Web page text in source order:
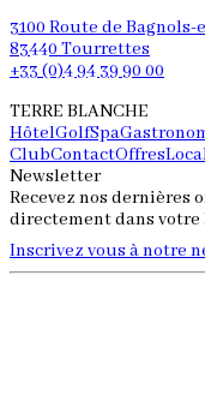
3100 Route de Bagnols-
83440 Tourrettes
+33 (0)4 94 39 90 00
TERRE BLANCHE
HôtelGolfSpa
ClubContactOffres
Newsletter
Recevez nos
directement dans
Inscrivez vous à notre